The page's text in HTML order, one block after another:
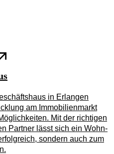
in Erlangen
am Immobilienmarkt
Mit der richtigen
Partner lässt sich ein Wohn-
sondern auch zum